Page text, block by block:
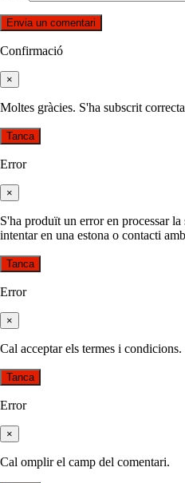
Confirmació
×
Moltes gràcies. S'ha subscrit
Tanca
Error
×
S'ha produït un error en processar
intentar en una estona o contacti
Tanca
Error
×
Cal acceptar els termes i condicions.
Tanca
Error
×
Cal omplir el camp del comentari.